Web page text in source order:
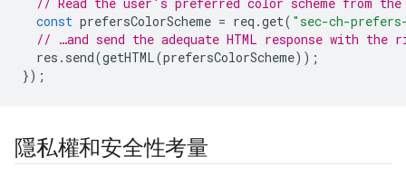
const prefersColorScheme = req .get( "sec-ch-
// …and send the adequate HTML response with the
res . send(getHTML(prefersColorScheme));
});
隱私權和安全性考量